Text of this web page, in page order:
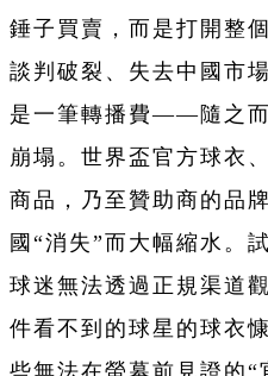
錘子買賣，而是打開整
談判破裂、失去中國市
是一筆轉播費——隨之
崩塌。世界盃官方球衣
商品，乃至贊助商的品
國“消失”而大幅縮水。
球迷無法透過正規渠道
件看不到的球星的球衣
些無法在螢幕前見證的